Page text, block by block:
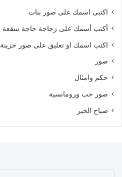
اكتبى اسمك على صور بنات
أكتب أسمك على زجاجة حاجة سقعة
اكتب اسمك او تعليق على صور حزينة
صور
حكم وامثال
صور حب ورومانسية
صباح الخير